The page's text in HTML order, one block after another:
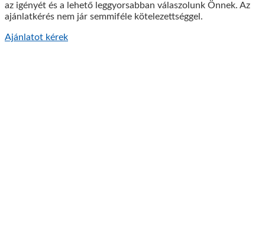
az igényét és a lehető leggyorsabban válaszolunk Önnek. Az
ajánlatkérés nem jár semmiféle kötelezettséggel.
Ajánlatot kérek